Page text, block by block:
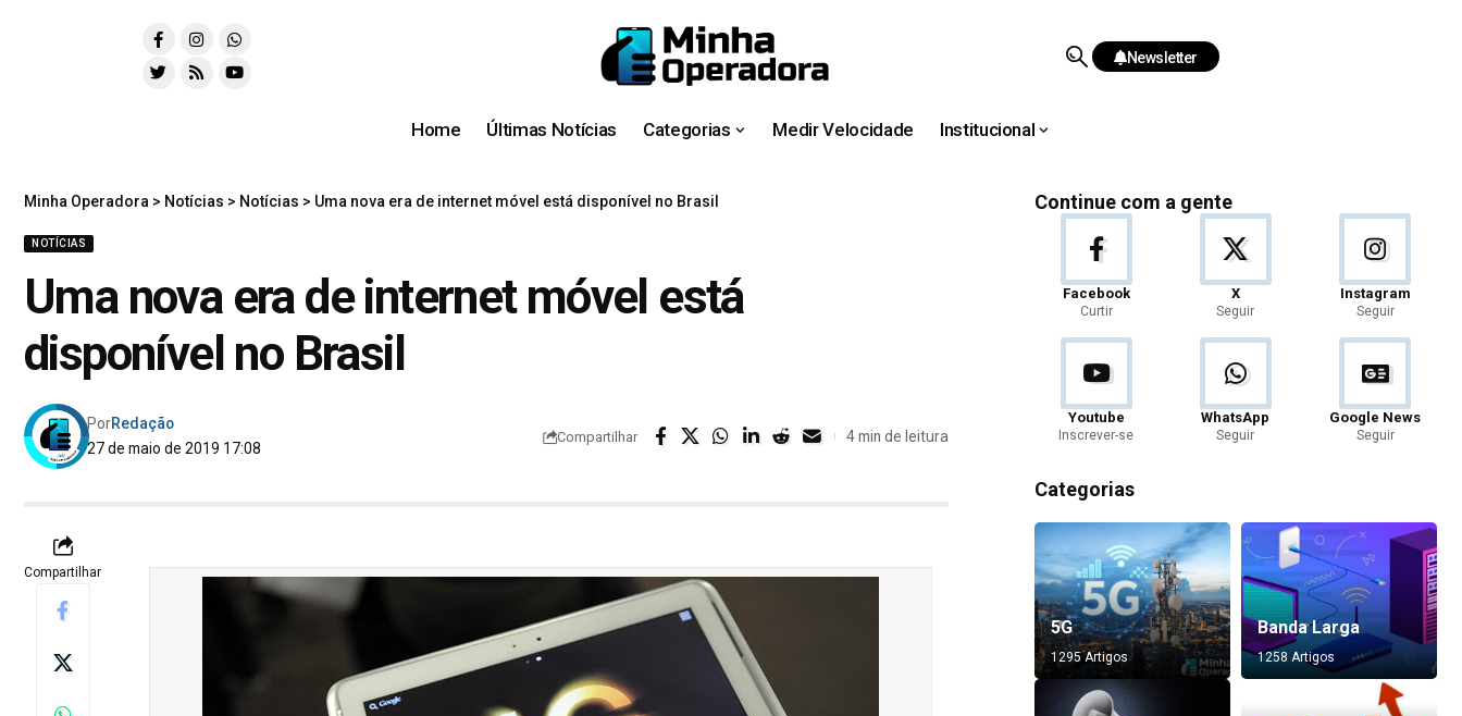
Newsletter
Home Últimas Notícias Categorias Medir Velocidade Institucional
Minha Operadora > Notícias > Notícias > Uma nova era de internet móvel está disponível no Brasil
NOTÍCIAS
Uma nova era de internet móvel está
disponível no Brasil
27 de maio de 2019 17:08
PorRedação
Compartilhar 4 min de leitura
Compartilhar
Continue com a gente
Facebook
Curtir
X
Seguir
Instagram
Seguir
Youtube
Inscrever-se
WhatsApp
Seguir
Google News
Seguir
Categorias
5G
1295 Artigos
Banda Larga
1258 Artigos